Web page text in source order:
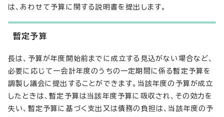
は、あわせて予算に関する説明書を提出します。
暫定予算
長は、予算が年度開始前までに成立する見込がない場合など、
必要に応じて一会計年度のうちの一定期間に係る暫定予算を
調製し議会に提出することができます。当該年度の予算が成立
したときは、暫定予算は当該年度予算に吸収され、その効力を
失い、暫定予算に基づく支出又は債務の負担は、当該年度の予